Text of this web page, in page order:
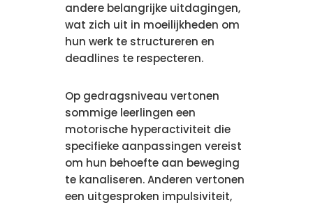
andere belangrijke uitdagingen,
wat zich uit in moeilijkheden om
hun werk te structureren en
deadlines te respecteren.
Op gedragsniveau vertonen
sommige leerlingen een
motorische hyperactiviteit die
specifieke aanpassingen vereist
om hun behoefte aan beweging
te kanaliseren. Anderen vertonen
een uitgesproken impulsiviteit,